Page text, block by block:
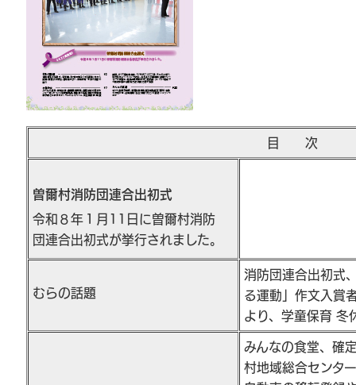
目 次
曽爾村消防団連合出初式
令和８年１月11日に曽爾村消防
団連合出初式が挙行されました。
むらの話題
消防団連合出初式
る運動」作文入賞
より、学童保育 冬
みんなの食堂、確
村地域総合センタ